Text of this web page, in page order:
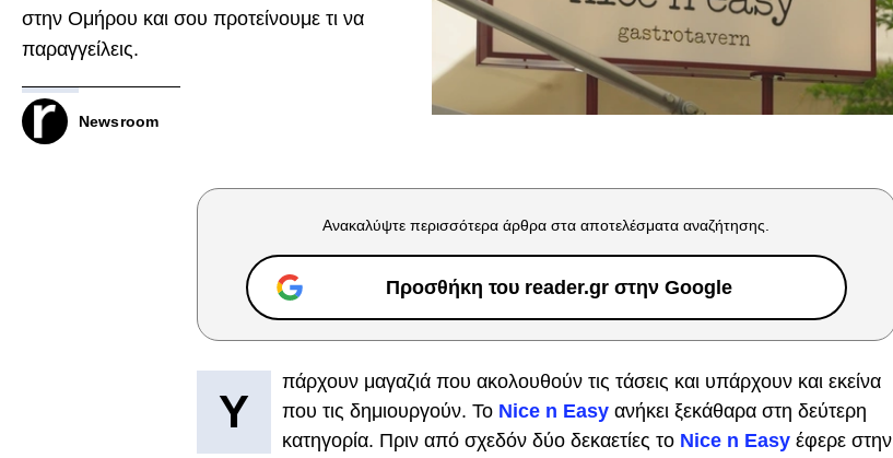
στην Ομήρου και σου προτείνουμε τι να
παραγγείλεις.
Newsroom
Ανακαλύψτε περισσότερα άρθρα στα αποτελέσματα αναζήτησης.
Προσθήκη του reader.gr στην Google
Υ
πάρχουν μαγαζιά που ακολουθούν τις τάσεις και υπάρχουν και εκείνα
που τις δημιουργούν. Το Nice n Easyανήκει ξεκάθαρα στη δεύτερη
κατηγορία. Πριν από σχεδόν δύο δεκαετίες το Nice n Easy έφερε στην